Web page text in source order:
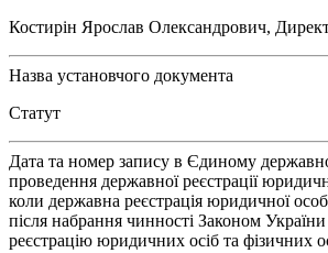
Костирін Ярослав Олександрович,
Назва установчого документа
Статут
Дата та номер запису в Єдиному
проведення державної реєстрації
коли державна реєстрація юридичної
після набрання чинності Законом
реєстрацію юридичних осіб та фізичних